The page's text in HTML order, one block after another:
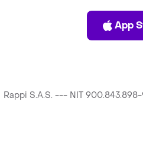
App
Rappi S.A.S. --- NIT